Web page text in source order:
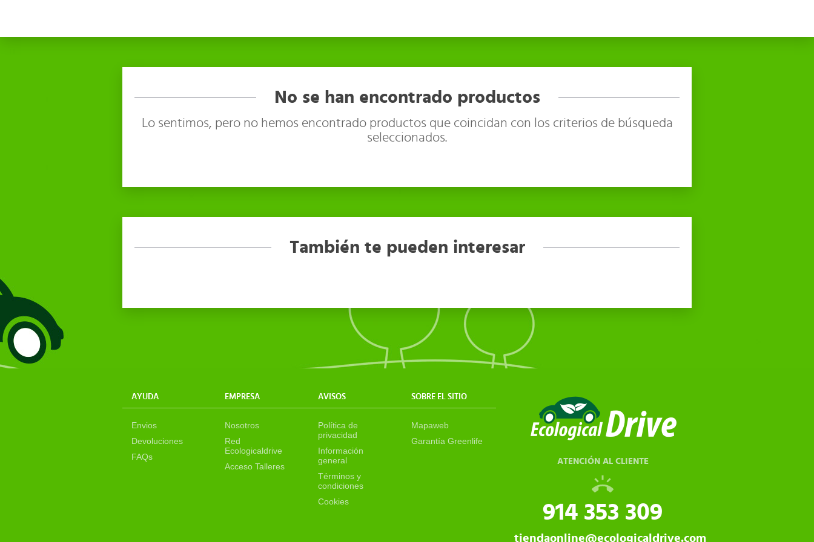
No se han encontrado productos
Lo sentimos, pero no hemos encontrado productos que coincidan con los criterios de búsqueda
seleccionados.
También te pueden interesar
AYUDA EMPRESA AVISOS SOBRE EL SITIO
Envios
Devoluciones
FAQs
Nosotros
Red
Ecologicaldrive
Acceso Talleres
Política de
privacidad
Información
general
Términos y
condiciones
Cookies
Mapaweb
Garantía Greenlife
ATENCIÓN AL CLIENTE
914 353 309
tiendaonline@ecologicaldrive.com